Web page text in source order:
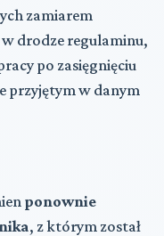
zamiarem
drodze regulaminu,
po zasięgnięciu
przyjętym w danym
ponownie
, z którym został